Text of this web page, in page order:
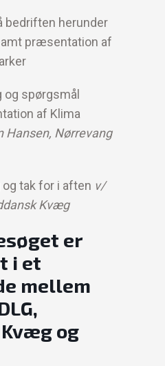
bedriften herunder
præsentation af
og spørgsmål
af Klima
Hansen, Nørrevang
tak for i aften v/
Kvæg
er
i et
mellem
og